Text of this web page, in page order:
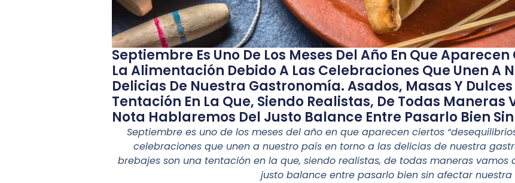
Septiembre Es Uno De Los Meses Del Año En Que
La Alimentación Debido A Las Celebraciones Que Unen A
Delicias De Nuestra Gastronomía. Asados, Masas Y
Tentación En La Que, Siendo Realistas, De Todas Maneras
Nota Hablaremos Del Justo Balance Entre Pasarlo Bien
Septiembre es uno de los meses del año en que aparecen ciertos
celebraciones que unen a nuestro país en torno a las delicias de nuestra
brebajes son una tentación en la que, siendo realistas, de todas maneras vamos
justo balance entre pasarlo bien sin afectar nuestra